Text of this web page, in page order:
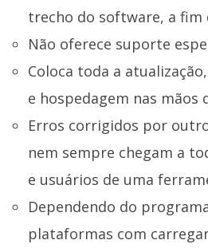
trecho do software, a
Não oferece suporte
Coloca toda a
e hospedagem nas mãos
Erros corrigidos por
nem sempre chegam a
e usuários de uma
Dependendo do
plataformas com